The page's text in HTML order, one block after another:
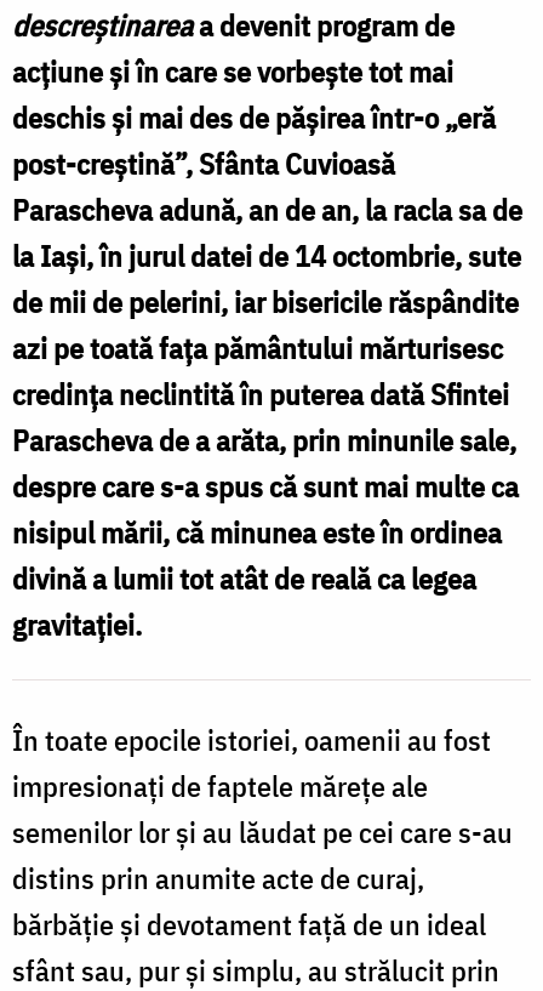
descreştinareaa devenit program de
acţiune şi în care se vorbeşte tot mai
deschis şi mai des de păşirea într-o „eră
post-creştină”, Sfânta Cuvioasă
Parascheva adună, an de an, la racla sa de
la Iaşi, în jurul datei de 14 octombrie, sute
de mii de pelerini, iar bisericile răspândite
azi pe toată faţa pământului mărturisesc
credinţa neclintită în puterea dată Sfintei
Parascheva de a arăta, prin minunile sale,
despre care s-a spus că sunt mai multe ca
nisipul mării, căminuneaeste în ordinea
divină a lumii tot atât de reală ca legea
gravitaţiei.
În toate epocile istoriei, oamenii au fost
impresionaţi de faptele măreţe ale
semenilor lor şi au lăudat pe cei care s-au
distins prin anumite acte de curaj,
bărbăţie şi devotament faţă de un ideal
sfânt sau, pur şi simplu, au strălucit prin